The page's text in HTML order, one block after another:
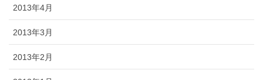
2013年4月
2013年3月
2013年2月